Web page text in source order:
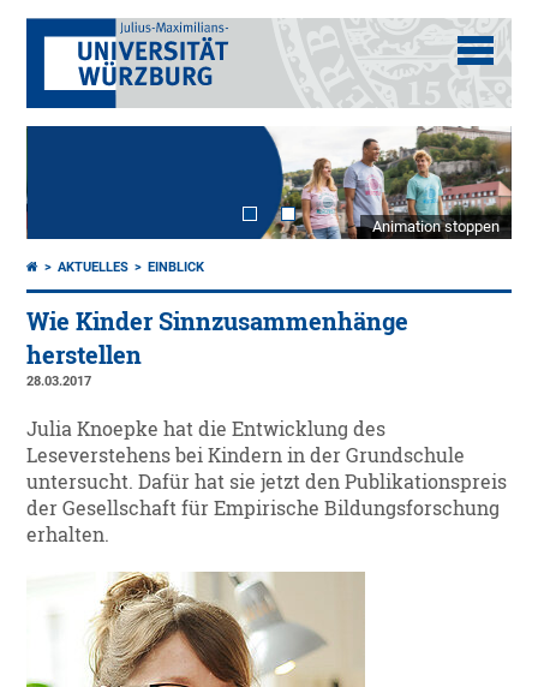
Animation stoppen
AKTUELLES EINBLICK
Wie Kinder Sinnzusammenhänge
herstellen
28.03.2017
Julia Knoepke hat die Entwicklung des
Leseverstehens bei Kindern in der Grundschule
untersucht. Dafür hat sie jetzt den Publikationspreis
der Gesellschaft für Empirische Bildungsforschung
erhalten.